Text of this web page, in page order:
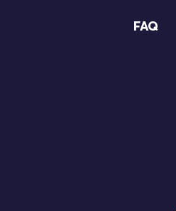
FAQ